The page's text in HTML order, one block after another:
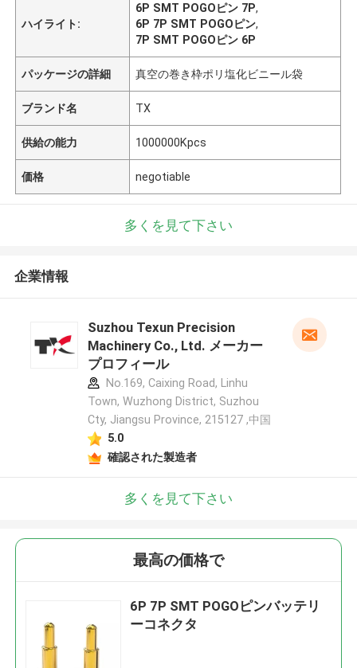
ハイライト:
6P SMT POGOピン 7P,
6P 7P SMT POGOピン,
7P SMT POGOピン 6P
パッケージの詳細 真空の巻き枠ポリ塩化ビニール袋
ブランド名 TX
供給の能力 1000000Kpcs
価格 negotiable
多くを見て下さい
企業情報
Suzhou Texun Precision
Machinery Co., Ltd. メーカー
プロフィール
No.169, Caixing Road, Linhu
Town, Wuzhong District, Suzhou
Cty, Jiangsu Province, 215127 ,中国
5.0
確認された製造者
多くを見て下さい
最高の価格で
6P 7P SMT POGOピンバッテリ
ーコネクタ